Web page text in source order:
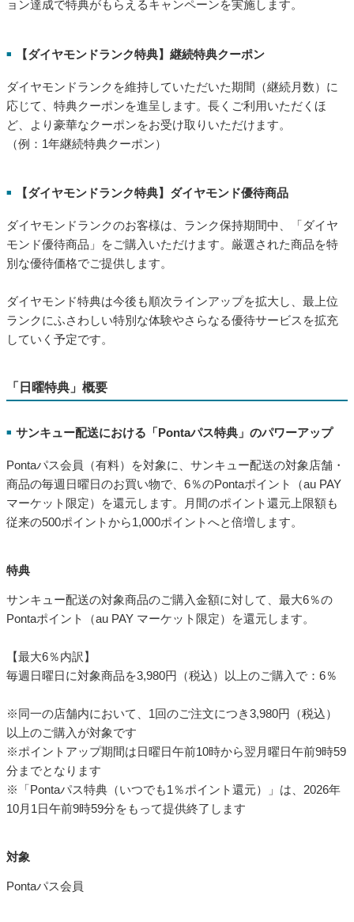
ョン達成で特典がもらえるキャンペーンを実施します。
■ 【ダイヤモンドランク特典】継続特典クーポン
ダイヤモンドランクを維持していただいた期間（継続月数）に
応じて、特典クーポンを進呈します。長くご利用いただくほ
ど、より豪華なクーポンをお受け取りいただけます。
（例：1年継続特典クーポン）
■ 【ダイヤモンドランク特典】ダイヤモンド優待商品
ダイヤモンドランクのお客様は、ランク保持期間中、「ダイヤ
モンド優待商品」をご購入いただけます。厳選された商品を特
別な優待価格でご提供します。
ダイヤモンド特典は今後も順次ラインアップを拡大し、最上位
ランクにふさわしい特別な体験やさらなる優待サービスを拡充
していく予定です。
「日曜特典」概要
■ サンキュー配送における「Pontaパス特典」のパワーアップ
Pontaパス会員（有料）を対象に、サンキュー配送の対象店舗・
商品の毎週日曜日のお買い物で、6％のPontaポイント（au PAY
マーケット限定）を還元します。月間のポイント還元上限額も
従来の500ポイントから1,000ポイントへと倍増します。
特典
サンキュー配送の対象商品のご購入金額に対して、最大6％の
Pontaポイント（au PAY マーケット限定）を還元します。
【最大6％内訳】
毎週日曜日に対象商品を3,980円（税込）以上のご購入で：6％
※同一の店舗内において、1回のご注文につき3,980円（税込）
以上のご購入が対象です
※ポイントアップ期間は日曜日午前10時から翌月曜日午前9時59
分までとなります
※「Pontaパス特典（いつでも1％ポイント還元）」は、2026年
10月1日午前9時59分をもって提供終了します
対象
Pontaパス会員